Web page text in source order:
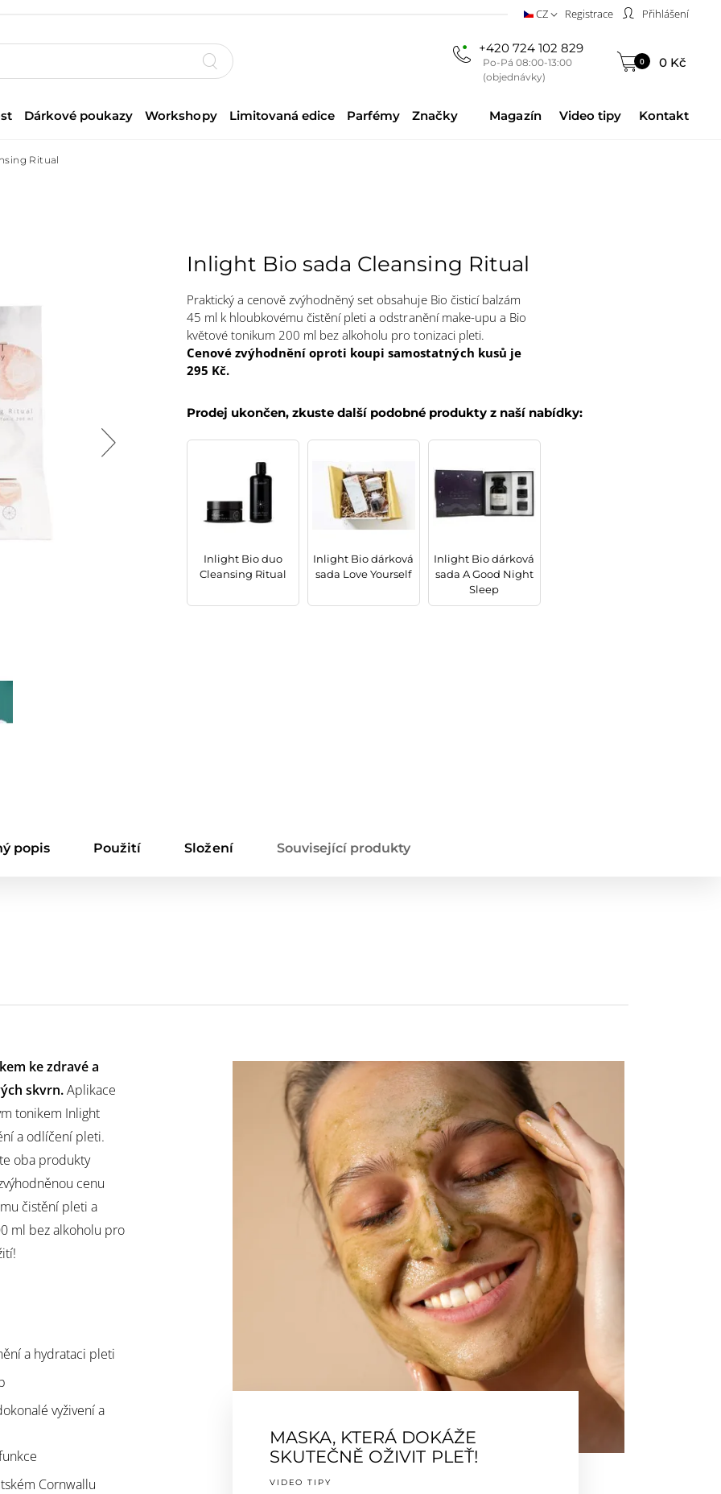
CZ Registrace Přihlášení
+420 724 102 829
Po-Pá 08:00-13:00
(objednávky)
0 0 Kč
Dárkové poukazy Workshopy Limitovaná edice Parfémy Značky Magazín Video tipy Kontakt
Ritual
Inlight Bio sada Cleansing Ritual
Praktický a cenově zvýhodněný set obsahuje Bio čisticí balzám
45 ml k hloubkovému čistění pleti a odstranění make-upu a Bio
květové tonikum 200 ml bez alkoholu pro tonizaci pleti.
Cenové zvýhodnění oproti koupi samostatných kusů je
295 Kč.
Prodej ukončen, zkuste další podobné produkty z naší nabídky:
Inlight Bio duo
Cleansing Ritual
Inlight Bio dárková
sada Love Yourself
Inlight Bio dárková
sada A Good Night
Sleep
popis Použití Složení Související produkty
ke zdravé a
skvrn.Aplikace
tonikem Inlight
a odlíčení pleti.
oba produkty
cenu
čistění pleti a
ml bez alkoholu pro
a hydrataci pleti
vyživení a
Cornwallu
MASKA, KTERÁ DOKÁŽE
SKUTEČNĚ OŽIVIT PLEŤ!
VIDEO TIPY